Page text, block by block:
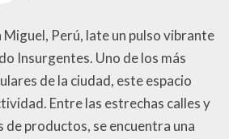
Miguel, Perú, late un pulso vibrante
Insurgentes. Uno de los más
de la ciudad, este espacio
Entre las estrechas calles y
productos, se encuentra una